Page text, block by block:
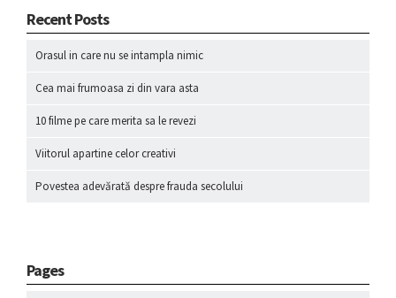
Recent Posts
Orasul in care nu se intampla nimic
Cea mai frumoasa zi din vara asta
10 filme pe care merita sa le revezi
Viitorul apartine celor creativi
Povestea adevărată despre frauda secolului
Pages